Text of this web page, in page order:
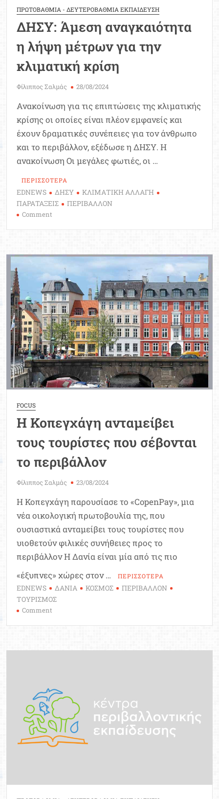
ΠΡΩΤΟΒΑΘΜΙΑ - ΔΕΥΤΕΡΟΒΑΘΜΙΑ ΕΚΠΑΙΔΕΥΣΗ
ΔΗΣΥ: Άμεση αναγκαιότητα
η λήψη μέτρων για την
κλιματική κρίση
Φίλιππος Σαλμάς 28/08/2024
Ανακοίνωση για τις επιπτώσεις της κλιματικής
κρίσης οι οποίες είναι πλέον εμφανείς και
έχουν δραματικές συνέπειες για τον άνθρωπο
και το περιβάλλον, εξέδωσε η ΔΗΣΥ. Η
ανακοίνωση Οι μεγάλες φωτιές, οι …
ΠΕΡΙΣΣΟΤΕΡΑ
EDNEWS ΔΗΣΥ
ΚΛΙΜΑΤΙΚΗ ΑΛΛΑΓΗ
ΠΑΡΑΤΑΞΕΙΣ
ΠΕΡΙΒΑΛΛΟΝ
Comment
η
λήψη
μέτρων
για
την
κλιματική
κρίση
FOCUS
Η Κοπεγχάγη ανταμείβει
τους τουρίστες που σέβονται
το περιβάλλον
Φίλιππος Σαλμάς 23/08/2024
Η Κοπεγχάγη παρουσίασε το «CopenPay», μια
νέα οικολογική πρωτοβουλία της, που
ουσιαστικά ανταμείβει τους τουρίστες που
υιοθετούν φιλικές συνήθειες προς το
περιβάλλον Η Δανία είναι μία από τις πιο
«έξυπνες» χώρες στον …
ΠΕΡΙΣΣΟΤΕΡΑ
EDNEWS ΔΑΝΙΑ ΚΟΣΜΟΣ
ΠΕΡΙΒΑΛΛΟΝ
ΤΟΥΡΙΣΜΟΣ
Comment
τους
το
περιβάλλον